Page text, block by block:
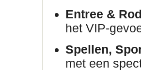
Entree &
het VIP-
Spellen,
met een